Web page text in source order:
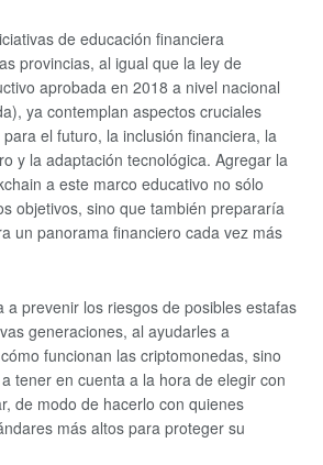
de educación financiera
provincias, al igual que la ley de
aprobada en 2018 a nivel nacional
ya contemplan aspectos cruciales
el futuro, la inclusión financiera, la
y la adaptación tecnológica. Agregar la
a este marco educativo no sólo
objetivos, sino que también prepararía
un panorama financiero cada vez más
a prevenir los riesgos de posibles estafas
generaciones, al ayudarles a
funcionan las criptomonedas, sino
tener en cuenta a la hora de elegir con
de modo de hacerlo con quienes
más altos para proteger su